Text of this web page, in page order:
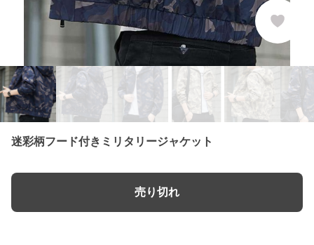
迷彩柄フード付きミリタリージャケット
売り切れ